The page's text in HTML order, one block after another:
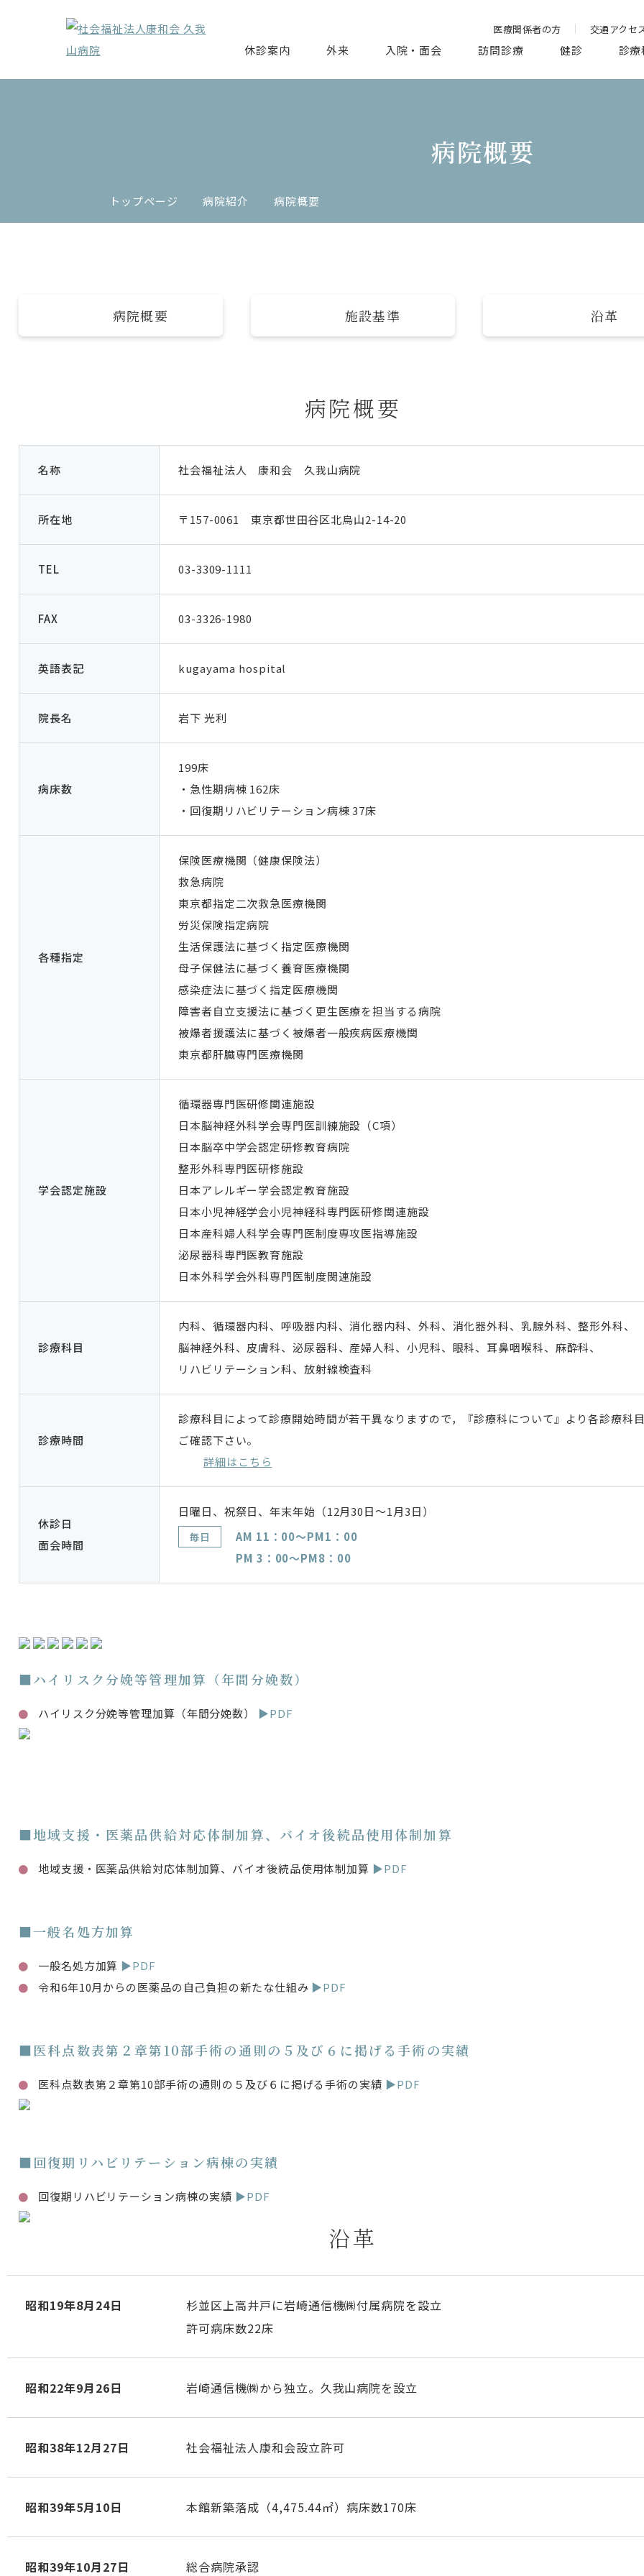
医療関係者の方 交通アクセ
休診案内 外来 入院・面会 訪問診療 健診 診
病院概要
トップページ 病院紹介 病院概要
病院概要 施設基準 沿革
病院概要
名称 社会福祉法人 康和会 久我山病院
所在地 〒157-0061 東京都世田谷区北烏山2-14-20
TEL 03-3309-1111
FAX 03-3326-1980
英語表記 kugayama hospital
院長名 岩下 光利
病床数
199床
・急性期病棟 162床
・回復期リハビリテーション病棟 37床
各種指定
保険医療機関（健康保険法）
救急病院
東京都指定二次救急医療機関
労災保険指定病院
生活保護法に基づく指定医療機関
母子保健法に基づく養育医療機関
感染症法に基づく指定医療機関
障害者自立支援法に基づく更生医療を担当する病院
被爆者援護法に基づく被爆者一般疾病医療機関
東京都肝臓専門医療機関
学会認定施設
循環器専門医研修関連施設
日本脳神経外科学会専門医訓練施設（C項）
日本脳卒中学会認定研修教育病院
整形外科専門医研修施設
日本アレルギー学会認定教育施設
日本小児神経学会小児神経科専門医研修関連施設
日本産科婦人科学会専門医制度専攻医指導施設
泌尿器科専門医教育施設
日本外科学会外科専門医制度関連施設
診療科目
内科、循環器内科、呼吸器内科、消化器内科、外科、消化器外科、乳腺外科、整形外科、
脳神経外科、皮膚科、泌尿器科、産婦人科、小児科、眼科、耳鼻咽喉科、麻酔科、
リハビリテーション科、放射線検査科
診療時間
診療科目によって診療開始時間が若干異なりますので，『診療科について』より各診療科
ご確認下さい。
詳細はこちら
休診日
面会時間
日曜日、祝祭日、年末年始（12月30日～1月3日）
毎日
AM 11：00～PM1：00
PM 3：00～PM8：00
■ハイリスク分娩等管理加算（年間分娩数）
ハイリスク分娩等管理加算（年間分娩数） ▶PDF
■地域支援・医薬品供給対応体制加算、バイオ後続品使用体制加算
地域支援・医薬品供給対応体制加算、バイオ後続品使用体制加算 ▶PDF
■一般名処方加算
一般名処方加算 ▶PDF
令和6年10月からの医薬品の自己負担の新たな仕組み ▶PDF
■医科点数表第２章第10部手術の通則の５及び６に掲げる手術の実績
医科点数表第２章第10部手術の通則の５及び６に掲げる手術の実績 ▶PDF
■回復期リハビリテーション病棟の実績
回復期リハビリテーション病棟の実績 ▶PDF
沿革
昭和19年8月24日
杉並区上高井戸に岩崎通信機㈱付属病院を設立
許可病床数22床
昭和22年9月26日 岩崎通信機㈱から独立。久我山病院を設立
昭和38年12月27日 社会福祉法人康和会設立許可
昭和39年5月10日 本館新築落成（4,475.44㎡）病床数170床
昭和39年10月27日 総合病院承認